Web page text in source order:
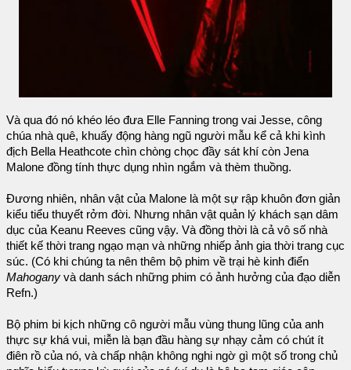
Và qua đó nó khéo léo đưa Elle Fanning trong vai Jesse, công
chúa nhà quê, khuấy động hàng ngũ người mẫu kể cả khi kình
địch Bella Heathcote chìn chòng chọc đầy sát khí còn Jena
Malone đồng tính thực dụng nhìn ngắm và thèm thuồng.
Đương nhiên, nhân vật của Malone là một sự rập khuôn đơn giản
kiểu tiểu thuyết rởm đời. Nhưng nhân vật quản lý khách sạn dâm
dục của Keanu Reeves cũng vậy. Và đồng thời là cả vô số nhà
thiết kế thời trang ngạo mạn và những nhiếp ảnh gia thời trang cục
súc. (Có khi chúng ta nên thêm bộ phim về trại hè kinh điển
Mahogany và danh sách những phim có ảnh hưởng của đạo diễn
Refn.)
Bộ phim bi kịch những cô người mẫu vùng thung lũng của anh
thực sự khá vui, miễn là bạn đầu hàng sự nhạy cảm có chút ít
điên rồ của nó, và chấp nhận không nghi ngờ gì một số trong chủ